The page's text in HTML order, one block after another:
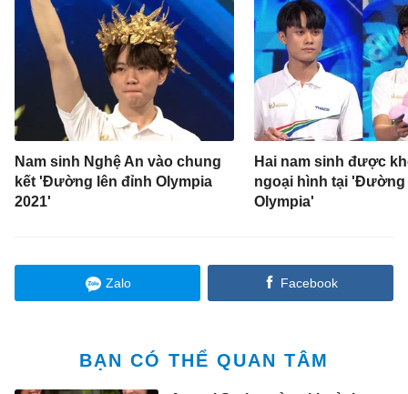
Nam sinh Nghệ An vào chung
kết 'Đường lên đỉnh Olympia
2021'
Hai nam sinh được
ngoại hình tại 'Đường
Olympia'
Zalo Facebook
BẠN CÓ THỂ QUAN TÂM
Aperol Spritz mở ra khoảnh